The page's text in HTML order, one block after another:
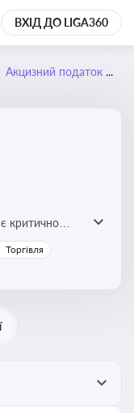
ВХІД ДО LIGA360
Акцизний податок
критично
продукцію, з
Торгівля